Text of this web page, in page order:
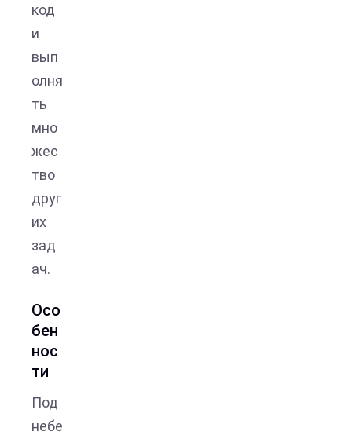
код
и
вып
олня
ть
мно
жес
тво
друг
их
зад
ач.
Осо
бен
нос
ти
Под
небе